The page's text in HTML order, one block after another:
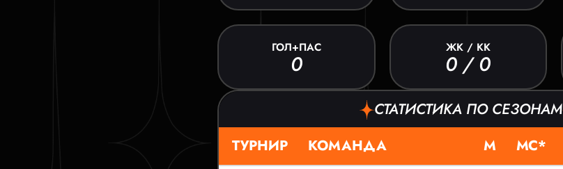
ГОЛ+ПАС
0
ЖК / КК
0 / 0
СТАТИСТИКА ПО СЕЗОНАМ
ТУРНИР КОМАНДА М МС*